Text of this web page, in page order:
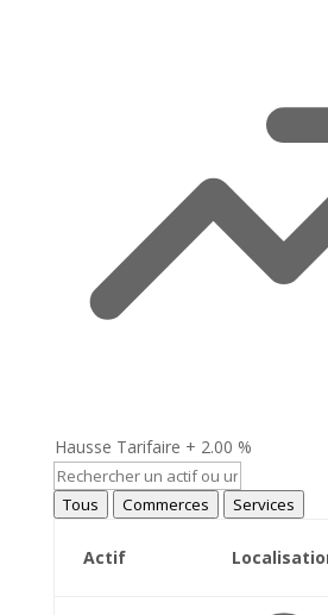
Hausse Tarifaire + 2.00 %
Tous Commerces Services
Actif